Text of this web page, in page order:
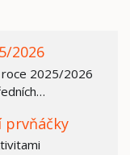
2026
roce 2025/2026
prvňáčky